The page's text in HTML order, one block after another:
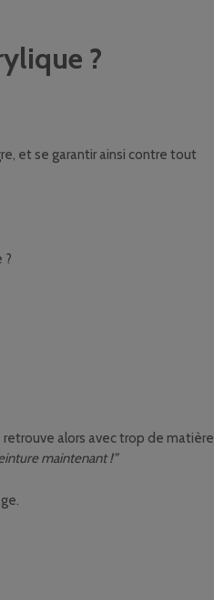
?
et se garantir ainsi contre tout
?
retrouve alors avec trop de matière
maintenant !”